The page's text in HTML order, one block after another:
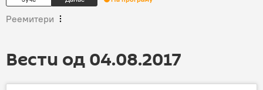
Реемитери
Вести од 04.08.2017